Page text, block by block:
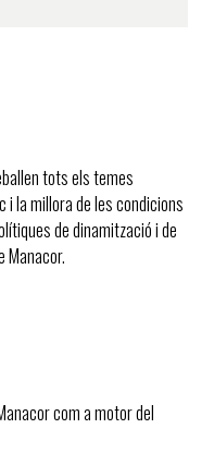
tots els temes
la millora de les condicions
de dinamització i de
Manacor.
com a motor del